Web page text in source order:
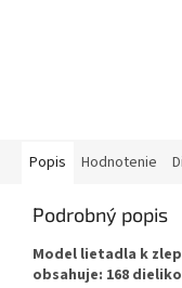
Popis Hodnotenie
Podrobný popis
Model lietadla k
obsahuje: 168